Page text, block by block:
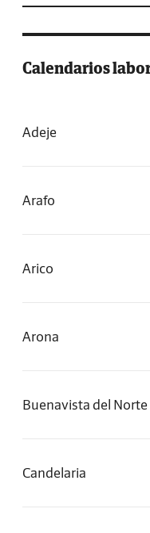
Calendarios
Adeje
Arafo
Arico
Arona
Buenavista del Norte
Candelaria